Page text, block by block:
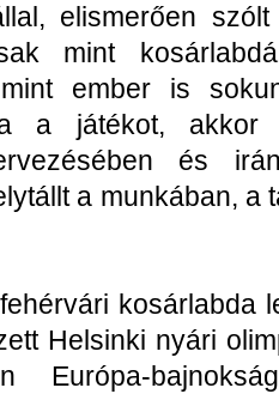
elismerően
mint
ember is
a játékot,
és
a munkában, a
kosárlabda
Helsinki nyári
Európa-